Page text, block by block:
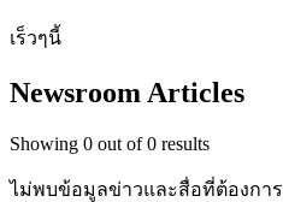
เร็วๆนี้
Newsroom Articles
Showing 0 out of0 results
ไม่พบข้อมูลข่าวและสื่อที่ต้องการ